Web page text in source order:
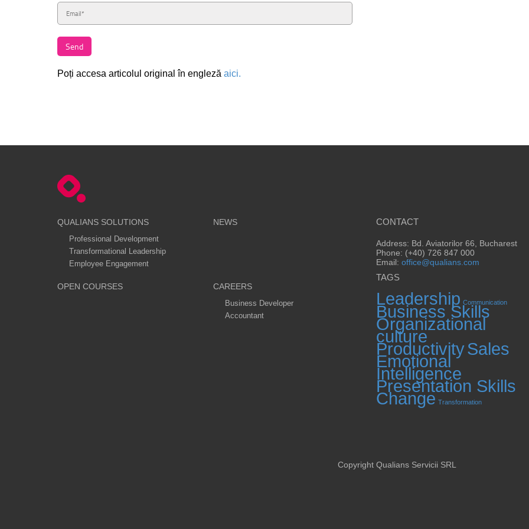
Poți accesa articolul original în engleză aici.
QUALIANS SOLUTIONS
Professional Development
Transformational Leadership
Employee Engagement
NEWS
OPEN COURSES CAREERS
Business Developer
Accountant
CONTACT
Address: Bd. Aviatorilor 66, Bucharest
Phone: (+40) 726 847 000
Email: office@qualians.com
TAGS
Leadership Communication
Business Skills
Organizational
culture
ProductivitySales
Emotional
Intelligence
Presentation Skills
Change Transformation
Copyright Qualians Servicii SRL